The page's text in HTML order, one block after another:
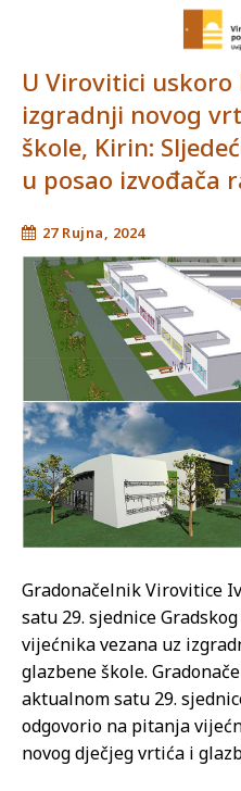
U Virovitici
izgradnji novog
škole, Kirin:
u posao izvođača
27 Rujna, 2024
Gradonačelnik Virovitice
satu 29. sjednice
vijećnika vezana uz
glazbene škole.
aktualnom satu 29.
odgovorio na pitanja
novog dječjeg vrtića i